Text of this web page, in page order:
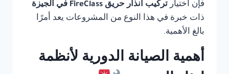
فإن اختيار تركيب انذار حريق FireClass في الجيزة
ذات خبرة في هذا النوع من المشروعات يعد أمرًا
بالغ الأهمية.
أهمية الصيانة الدورية لأنظمة